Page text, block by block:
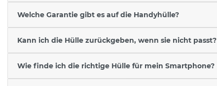
Welche Garantie gibt es auf die Handyhülle?
Kann ich die Hülle zurückgeben, wenn sie nicht passt?
Wie finde ich die richtige Hülle für mein Smartphone?